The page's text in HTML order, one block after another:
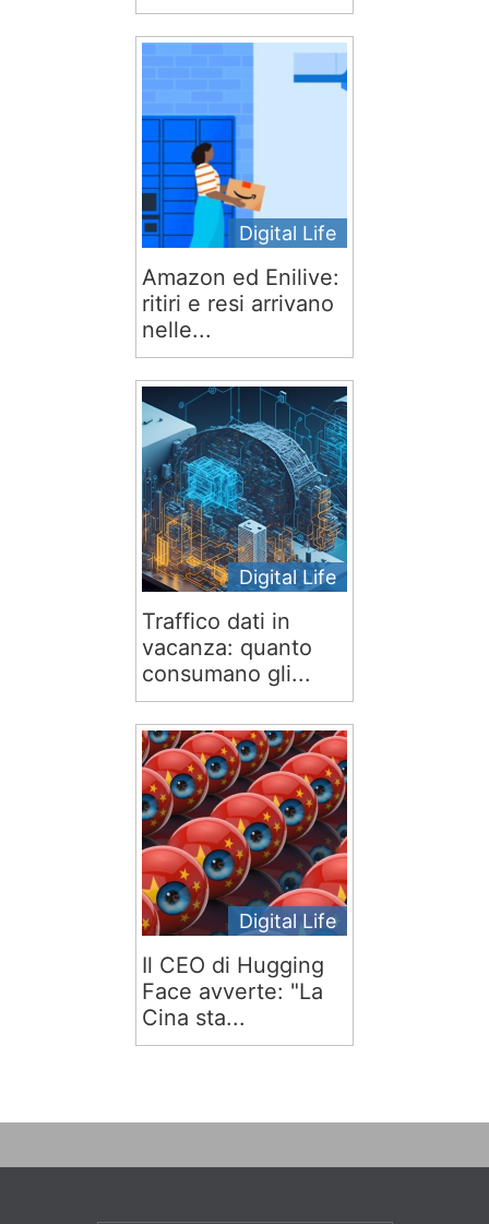
Digital Life
Amazon ed Enilive:
ritiri e resi arrivano
nelle...
Digital Life
Traffico dati in
vacanza: quanto
consumano gli...
Digital Life
Il CEO di Hugging
Face avverte: "La
Cina sta...